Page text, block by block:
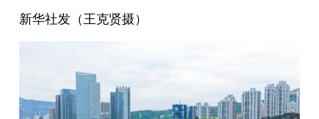
新华社发（王克贤摄）